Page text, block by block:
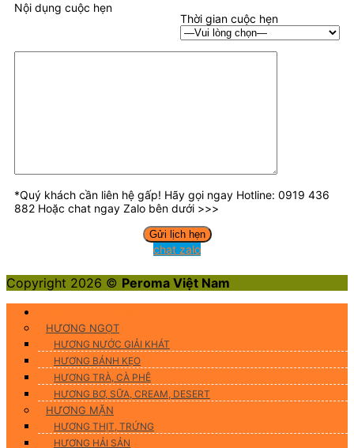
Thời gian cuộc hẹn
Nội dụng cuộc hẹn
*Quý khách cần liên hệ gấp! Hãy gọi ngay Hotline: 0919 436
882 Hoặc chat ngay Zalo bên dưới >>>
chat zalo
Copyright 2026 © Peroma Việt Nam
HƯƠNG NGỌT
HƯƠNG NƯỚC GIẢI KHÁT
HƯƠNG BÁNH KẸO
HƯƠNG TRÀ, CÀ PHÊ
HƯƠNG BƠ, SỮA, CREAM, DESERT
HƯƠNG MẶN
HƯƠNG THỊT, TRỨNG
HƯƠNG HẢI SẢN